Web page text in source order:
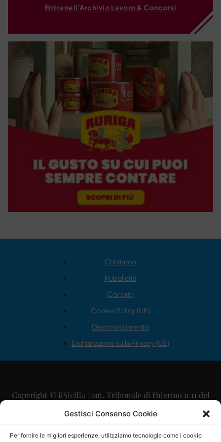
Gestisci Consenso Cookie
Per fornire le migliori esperienze, utilizziamo tecnologie come i cookie
Entra nell'Archivio Lavoro & Concorsi
Chi siamo
Pubblicità
Contatti
Cookie Policy (UE)
Disconoscimento
Dichiarazione sulla Privacy (UE)
Copyright © ilSicilia | aut. Tribunale di Palermo n.11 del
29/09/2015